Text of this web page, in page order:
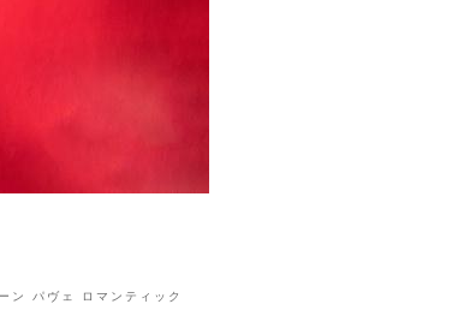
ン パヴェ ロマンティック